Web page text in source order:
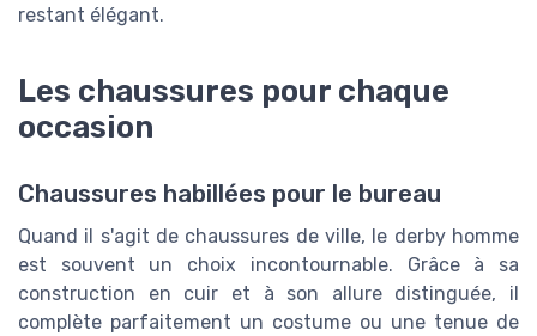
restant élégant.
Les chaussures pour chaque
occasion
Chaussures habillées pour le bureau
Quand il s'agit de chaussures de ville, le derby homme
est souvent un choix incontournable. Grâce à sa
construction en cuir et à son allure distinguée, il
complète parfaitement un costume ou une tenue de